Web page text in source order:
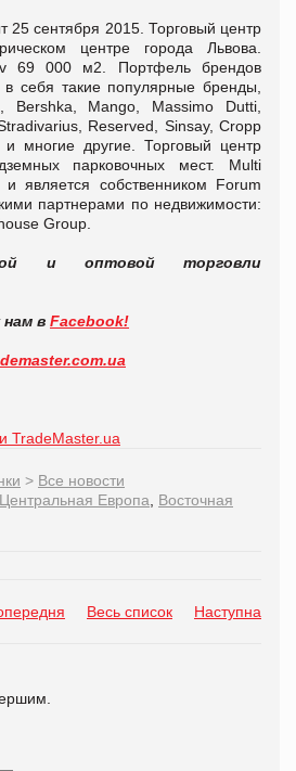
25 сентября 2015. Торговый центр
центре города Львова.
69 000 м2. Портфель брендов
себя такие популярные бренды,
Bershka, Mango, Massimo Dutti,
Reserved, Sinsay, Cropp
многие другие. Торговый центр
парковочных мест. Multi
и является собственником Forum
партнерами по недвижимости:
Group.
и оптовой торговли
нам в Facebook!
TradeMaster.ua
> Все новости
Центральная Европа
Восточная
Весь список Наступна